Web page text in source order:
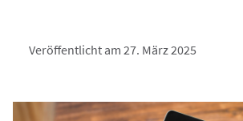
Veröffentlicht am 27. März 2025